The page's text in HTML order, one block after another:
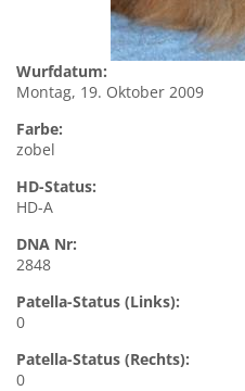
Wurfdatum:
Montag, 19. Oktober 2009
Farbe:
zobel
HD-Status:
HD-A
DNA Nr:
2848
Patella-Status (Links):
0
Patella-Status (Rechts):
0